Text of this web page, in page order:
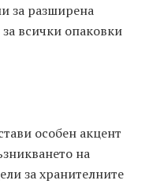
за разширена
всички опаковки
особен акцент
на
за хранителните